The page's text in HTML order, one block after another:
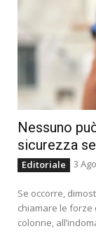
Nessuno
sicurezza
Editoriale 3
Se occorre,
chiamare le forze
colonne,